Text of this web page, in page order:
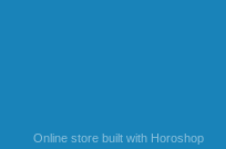
Online store built with Horoshop